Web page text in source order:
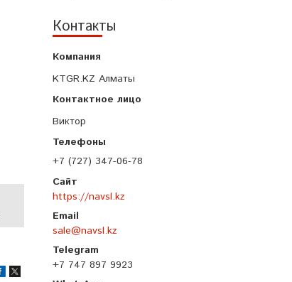
Контакты
KTGR.KZ Алматы
Виктор
+7 (727) 347-06-78
https://navsl.kz
sale@navsl.kz
+7 747 897 9923